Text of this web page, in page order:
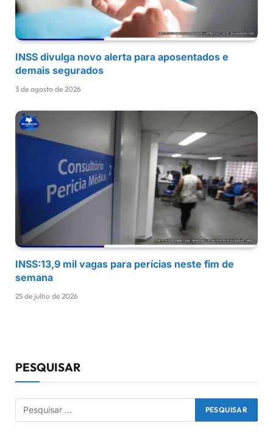
INSS divulga novo alerta para aposentados e
demais segurados
3 de agosto de 2026
INSS:13,9 mil vagas para perícias neste fim de
semana
25 de julho de 2026
PESQUISAR